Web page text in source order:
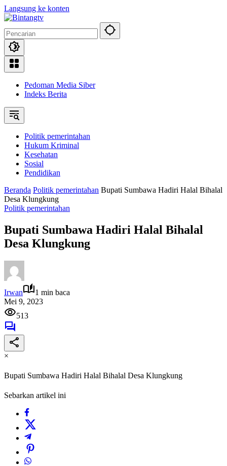
Langsung ke konten
Pedoman Media Siber
Indeks Berita
Politik pemerintahan
Hukum Kriminal
Kesehatan
Sosial
Pendidikan
Beranda Politik pemerintahan Bupati Sumbawa Hadiri Halal Bihalal
Desa Klungkung
Politik pemerintahan
Bupati Sumbawa Hadiri Halal Bihalal
Desa Klungkung
Irwan
1 min baca
Mei 9, 2023
513
×
Bupati Sumbawa Hadiri Halal Bihalal Desa Klungkung
Sebarkan artikel ini